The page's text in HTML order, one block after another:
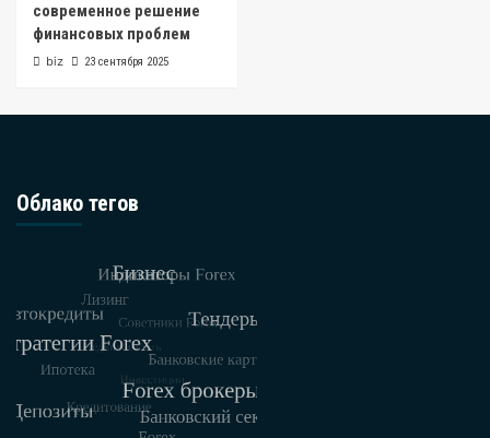
современное решение
финансовых проблем
biz 23 сентября 2025
Облако тегов